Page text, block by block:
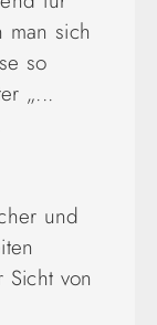
man sich
so
„...
und
von